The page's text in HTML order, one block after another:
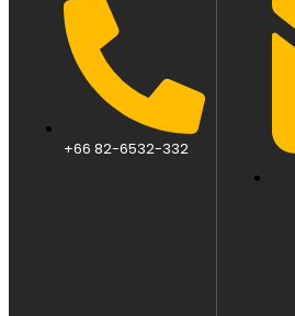
+66 82-6532-332